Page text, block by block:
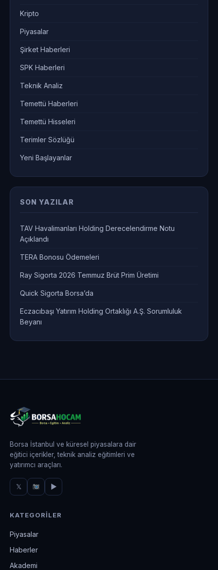
Kripto
Piyasalar
Şirket Haberleri
SPK Haberleri
Teknik Analiz
Temettü Haberleri
Temettü Hisseleri
Terimler Sözlüğü
Yeni Başlayanlar
SON YAZILAR
TAV Havalimanları Holding Derecelendirme Notu
Açıklandı
TERA Bonosu Ödemeleri
Ray Sigorta 2026 Temmuz Brüt Prim Üretimi
Quick Sigorta Borsa’da
Eczacıbaşı Yatırım Holding Ortaklığı A.Ş. Sorumluluk
Beyanı
Borsa İstanbul ve küresel piyasalara dair
eğitici içerikler, teknik analiz eğitimleri ve
yatırımcı araçları.
𝕏 ▶
KATEGORILER
Piyasalar
Haberler
Akademi